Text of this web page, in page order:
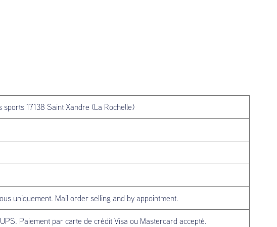
sports 17138 Saint Xandre (La Rochelle)
uniquement. Mail order selling and by appointment.
Paiement par carte de crédit Visa ou Mastercard accepté.